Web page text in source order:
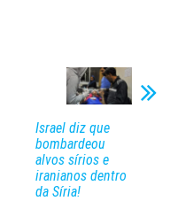
Israel diz que
bombardeou
alvos sírios e
iranianos dentro
da Síria!